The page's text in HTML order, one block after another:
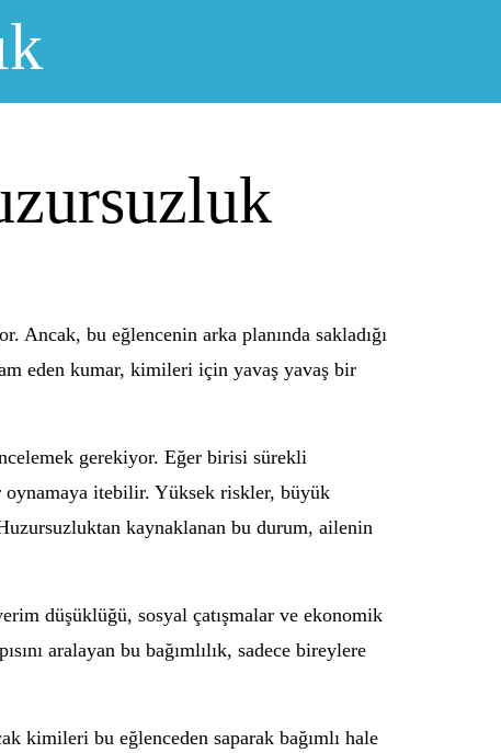
bu eğlencenin arka planında sakladığı
eden kumar, kimileri için yavaş yavaş bir
gerekiyor. Eğer birisi sürekli
itebilir. Yüksek riskler, büyük
kaynaklanan bu durum, ailenin
düşüklüğü, sosyal çatışmalar ve ekonomik
aralayan bu bağımlılık, sadece bireylere
kimileri bu eğlenceden saparak bağımlı hale